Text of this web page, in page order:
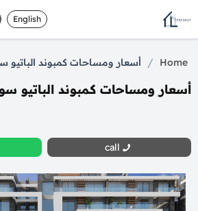
English
Home
/ أسعار ومساحات كمبوند الباتيو
أسعار ومساحات كمبوند الباتيو
call